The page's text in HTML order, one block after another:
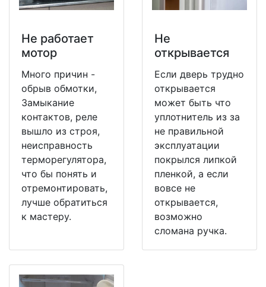
Не работает
мотор
Много причин -
обрыв обмотки,
Замыкание
контактов, реле
вышло из строя,
неисправность
терморегулятора,
что бы понять и
отремонтировать,
лучше обратиться
к мастеру.
Не
открывается
Если дверь трудно
открывается
может быть что
уплотнитель из за
не правильной
эксплуатации
покрылся липкой
пленкой, а если
вовсе не
открывается,
возможно
сломана ручка.